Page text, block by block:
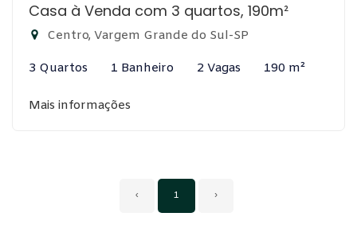
Casa à Venda com 3 quartos, 190m²
Centro, Vargem Grande do Sul-SP
3 Quartos 1 Banheiro 2 Vagas 190 m²
Mais informações
‹ 1 ›